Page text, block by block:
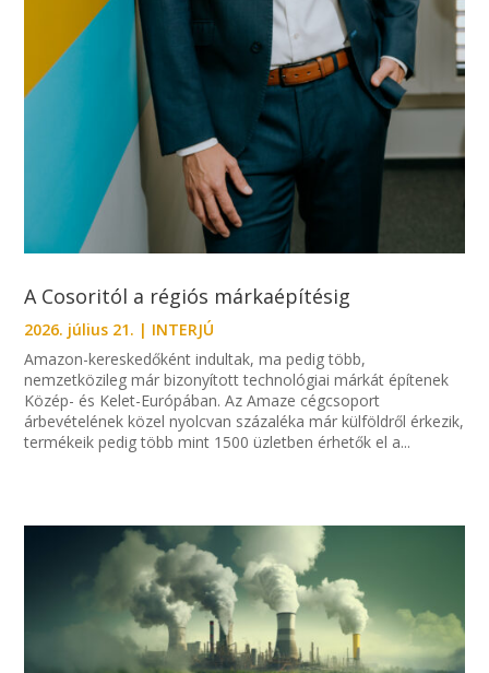
A Cosoritól a régiós márkaépítésig
2026. július 21. | INTERJÚ
Amazon-kereskedőként indultak, ma pedig több,
nemzetközileg már bizonyított technológiai márkát építenek
Közép- és Kelet-Európában. Az Amaze cégcsoport
árbevételének közel nyolcvan százaléka már külföldről érkezik,
termékeik pedig több mint 1500 üzletben érhetők el a...